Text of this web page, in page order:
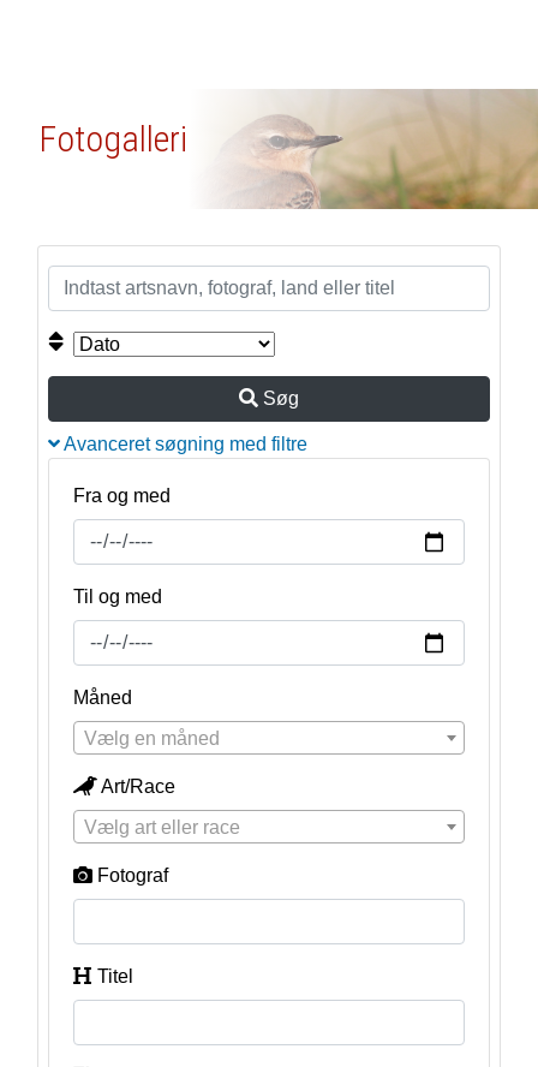
Fotogalleri
Søg
Avanceret søgning med filtre
Fra og med
Til og med
Måned
Vælg en måned
Art/Race
Vælg art eller race
Fotograf
Titel